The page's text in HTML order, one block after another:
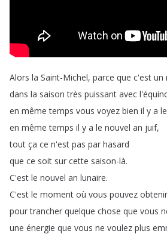
Alors la Saint-Michel, parce que c'est un
dans la saison très puissant avec
en même temps vous voyez bien il y a le
en même temps il y a le nouvel an juif,
tout ça ce n'est pas par hasard
que ce soit sur cette saison-là.
C'est le nouvel an lunaire.
C'est le moment où vous pouvez obtenir
pour trancher quelque chose que vous
une énergie que vous ne voulez plus